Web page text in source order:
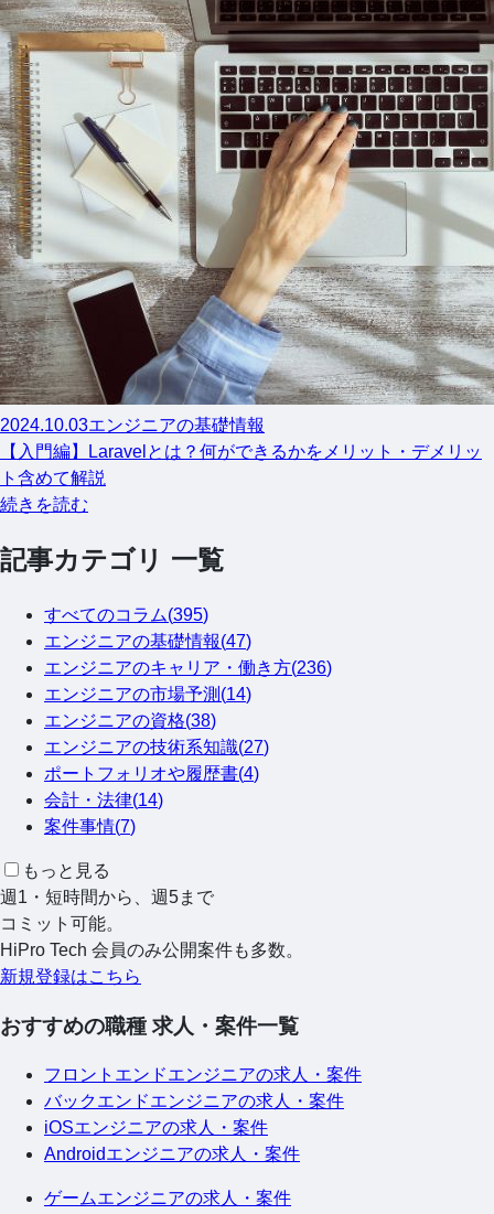
2024.10.03エンジニアの基礎情報
【入門編】Laravelとは？何ができるかをメリット・デメリッ
ト含めて解説
続きを読む
記事カテゴリ 一覧
すべてのコラム(395)
エンジニアの基礎情報(47)
エンジニアのキャリア・働き方(236)
エンジニアの市場予測 (14)
エンジニアの資格(38)
エンジニアの技術系知識(27)
ポートフォリオや履歴書(4)
会計・法律(14)
案件事情(7)
もっと見る
週1・短時間から、週5まで
コミット可能。
HiPro Tech 会員のみ公開案件も多数。
新規登録はこちら
おすすめの職種 求人・案件一覧
フロントエンドエンジニアの求人・案件
バックエンドエンジニアの求人・案件
iOSエンジニアの求人・案件
Androidエンジニアの求人・案件
ゲームエンジニアの求人・案件